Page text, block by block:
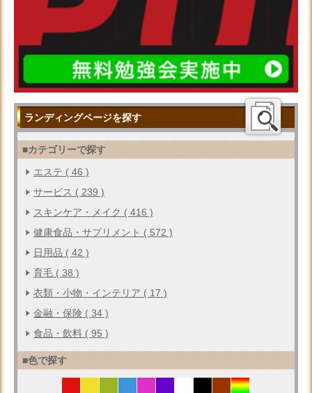
ランディングページを探す
■カテゴリーで探す
エステ ( 46 )
サービス ( 239 )
スキンケア・メイク ( 416 )
健康食品・サプリメント ( 572 )
日用品 ( 42 )
育毛 ( 38 )
衣類・小物・インテリア ( 17 )
金融・保険 ( 34 )
食品・飲料 ( 95 )
■色で探す